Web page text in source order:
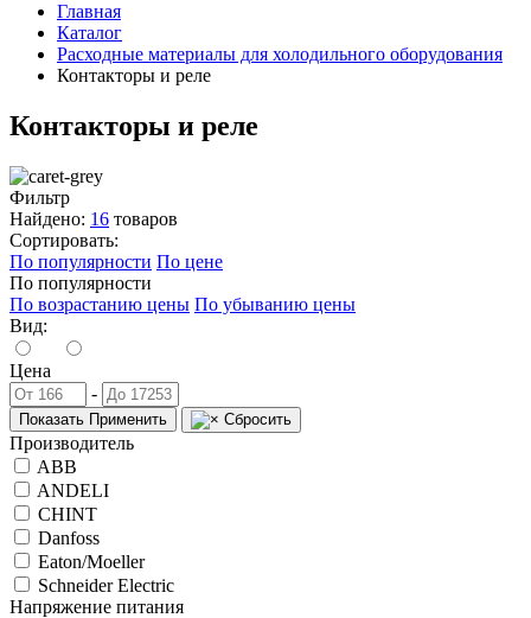
Главная
Каталог
Расходные материалы для холодильного оборудования
Контакторы и реле
Контакторы и реле
Фильтр
Найдено: 16 товаров
Сортировать:
По популярности По цене
По популярности
По возрастанию цены По убыванию цены
Вид:
Цена
-
Показать Применить Сбросить
Производитель
ABB
ANDELI
CHINT
Danfoss
Eaton/Moeller
Schneider Electric
Напряжение питания